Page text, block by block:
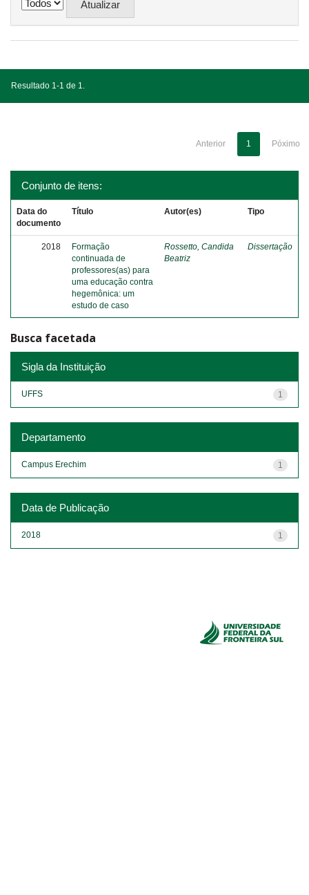
Resultado 1-1 de 1.
Anterior 1 Póximo
Conjunto de itens:
Data do
documento
Título Autor(es) Tipo
2018
Formação
continuada de
professores(as) para
uma educação contra
hegemônica: um
estudo de caso
Rossetto, Candida
Beatriz
Dissertação
Busca facetada
Sigla da Instituição
1
UFFS
Departamento
1
Campus Erechim
Data de Publicação
1
2018